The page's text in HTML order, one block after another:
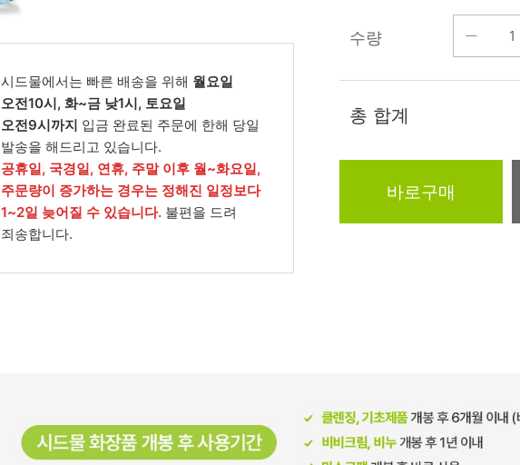
립/아이
건강식품
소품
탈모케어
동물성프리
봉독/프로폴리스
카렌듈라
동백
시드물에서는 빠른 배송을 위해 월요일
오전10시, 화~금 낮1시, 토요일
오전9시까지 입금 완료된 주문에 한해 당일
발송을 해드리고 있습니다.
공휴일, 국경일, 연휴, 주말 이후 월~화요일,
주문량이 증가하는 경우는 정해진 일정보다
1~2일 늦어질 수 있습니다. 불편을 드려
죄송합니다.
수량
총 합계
바로구매